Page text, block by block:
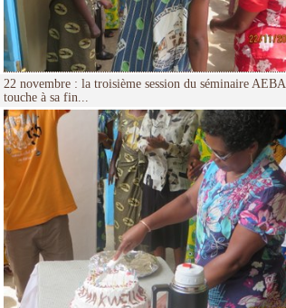
22 novembre : la troisième session du séminaire AEBA
touche à sa fin...